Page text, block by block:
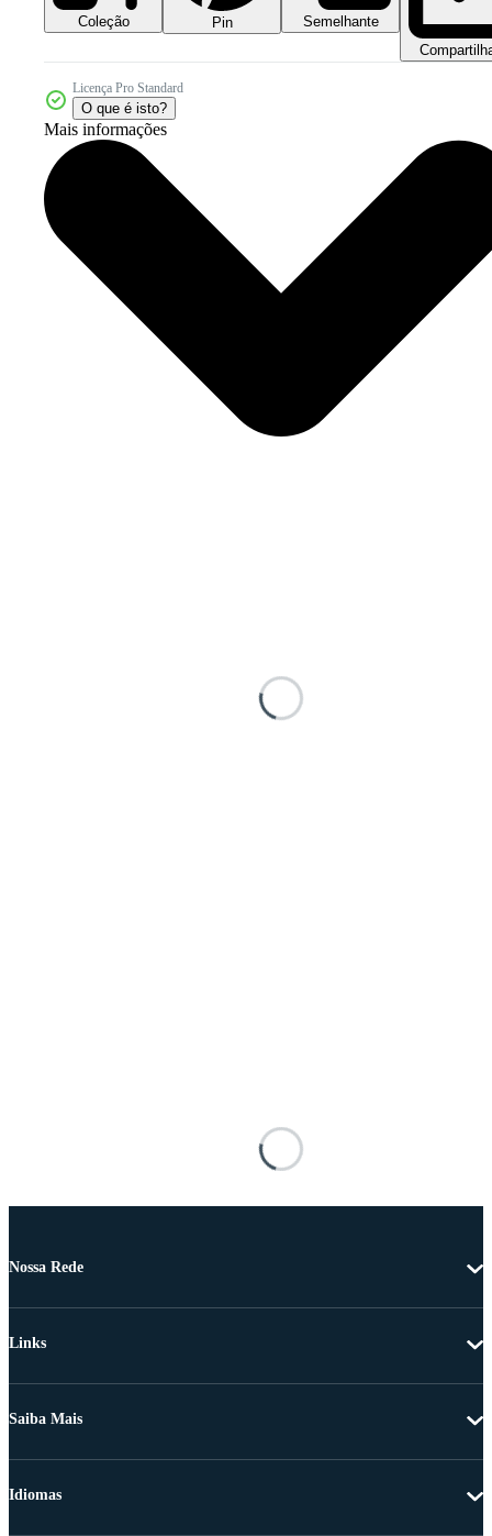
Coleção Pin
Semelhante
Licença Pro Standard
O que é isto?
Mais informações
Nossa Rede
Links
Saiba Mais
Idiomas